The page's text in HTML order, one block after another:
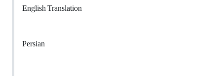
English Translation
Persian